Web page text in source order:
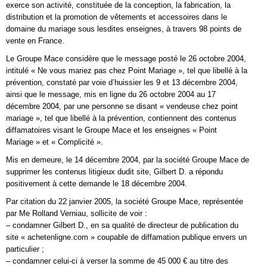
exerce son activité, constituée de la conception, la fabrication, la
distribution et la promotion de vêtements et accessoires dans le
domaine du mariage sous lesdites enseignes, à travers 98 points de
vente en France.
Le Groupe Mace considère que le message posté le 26 octobre 2004,
intitulé « Ne vous mariez pas chez Point Mariage », tel que libellé à la
prévention, constaté par voie d’huissier les 9 et 13 décembre 2004,
ainsi que le message, mis en ligne du 26 octobre 2004 au 17
décembre 2004, par une personne se disant « vendeuse chez point
mariage », tel que libellé à la prévention, contiennent des contenus
diffamatoires visant le Groupe Mace et les enseignes « Point
Mariage » et « Complicité ».
Mis en demeure, le 14 décembre 2004, par la société Groupe Mace de
supprimer les contenus litigieux dudit site, Gilbert D. a répondu
positivement à cette demande le 18 décembre 2004.
Par citation du 22 janvier 2005, la société Groupe Mace, représentée
par Me Rolland Verniau, sollicite de voir :
– condamner Gilbert D., en sa qualité de directeur de publication du
site « achetenligne.com » coupable de diffamation publique envers un
particulier ;
– condamner celui-ci à verser la somme de 45 000 € au titre des